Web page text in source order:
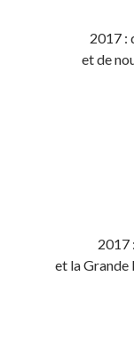
2017 :
et de
2017
et la